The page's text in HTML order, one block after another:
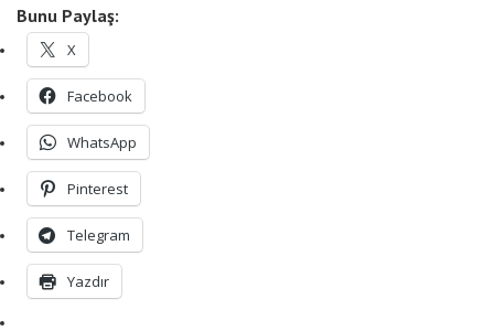
Bunu Paylaş:
X
Facebook
WhatsApp
Pinterest
Telegram
Yazdır